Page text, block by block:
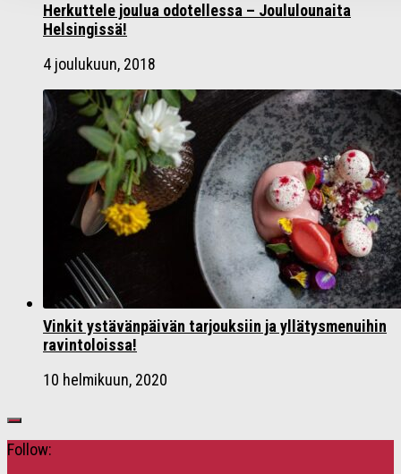
Herkuttele joulua odotellessa – Joululounaita
Helsingissä!
4 joulukuun, 2018
Vinkit ystävänpäivän tarjouksiin ja yllätysmenuihin
ravintoloissa!
10 helmikuun, 2020
Follow: